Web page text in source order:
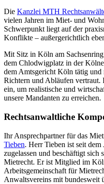
Die Kanzlei MTH
vielen Jahren im Miet- und
Schwerpunkt liegt auf der
Konflikte – außergerichtlich
Mit Sitz in Köln am
dem Chlodwigplatz in der
dem Amtsgericht Köln tätig
Richtern und Abläufen vertraut.
ein, um realistische und
unsere Mandanten zu erreichen.
Rechtsanwaltliche
Ihr Ansprechpartner für das
Tieben. Herr Tieben ist seit
zugelassen und beschäftigt sich
Mietrecht. Er ist Mitglied im
Arbeitsgemeinschaft für
Anwaltsvereins mit bundesweit